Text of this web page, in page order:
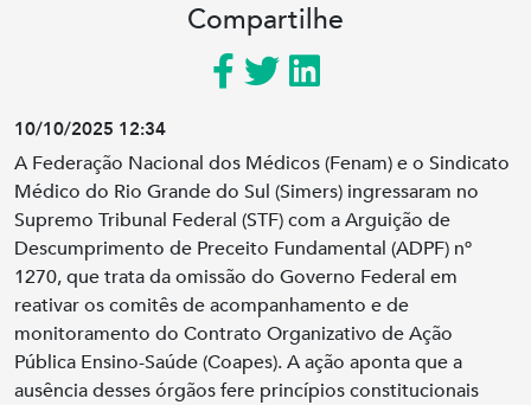
Compartilhe
10/10/2025 12:34
A Federação Nacional dos Médicos (Fenam) e o Sindicato
Médico do Rio Grande do Sul (Simers) ingressaram no
Supremo Tribunal Federal (STF) com a Arguição de
Descumprimento de Preceito Fundamental (ADPF) nº
1270, que trata da omissão do Governo Federal em
reativar os comitês de acompanhamento e de
monitoramento do Contrato Organizativo de Ação
Pública Ensino-Saúde (Coapes). A ação aponta que a
ausência desses órgãos fere princípios constitucionais